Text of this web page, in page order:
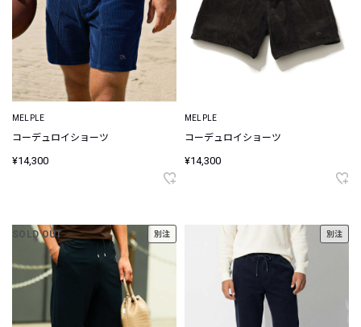
MELPLE
コーデュロイショーツ
¥14,300
MELPLE
コーデュロイショーツ
¥14,300
SOLD OUT 別注 別注